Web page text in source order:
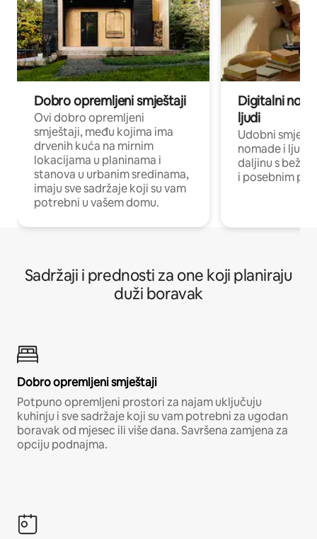
Dobro opremljeni smještaji
Ovi dobro opremljeni
smještaji, među kojima ima
drvenih kuća na mirnim
lokacijama u planinama i
stanova u urbanim sredinama,
imaju sve sadržaje koji su vam
potrebni u vašem domu.
Digitalni
ljudi
Udobni
nomade i ljude
daljinu s
i posebnim
Sadržaji i prednosti za one koji planiraju
duži boravak
Dobro opremljeni smještaji
Potpuno opremljeni prostori za najam uključuju
kuhinju i sve sadržaje koji su vam potrebni za ugodan
boravak od mjesec ili više dana. Savršena zamjena za
opciju podnajma.